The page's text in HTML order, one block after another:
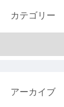
カテゴリー
アーカイブ